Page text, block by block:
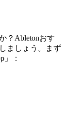
？Abletonおす
ましょう。まず
」：